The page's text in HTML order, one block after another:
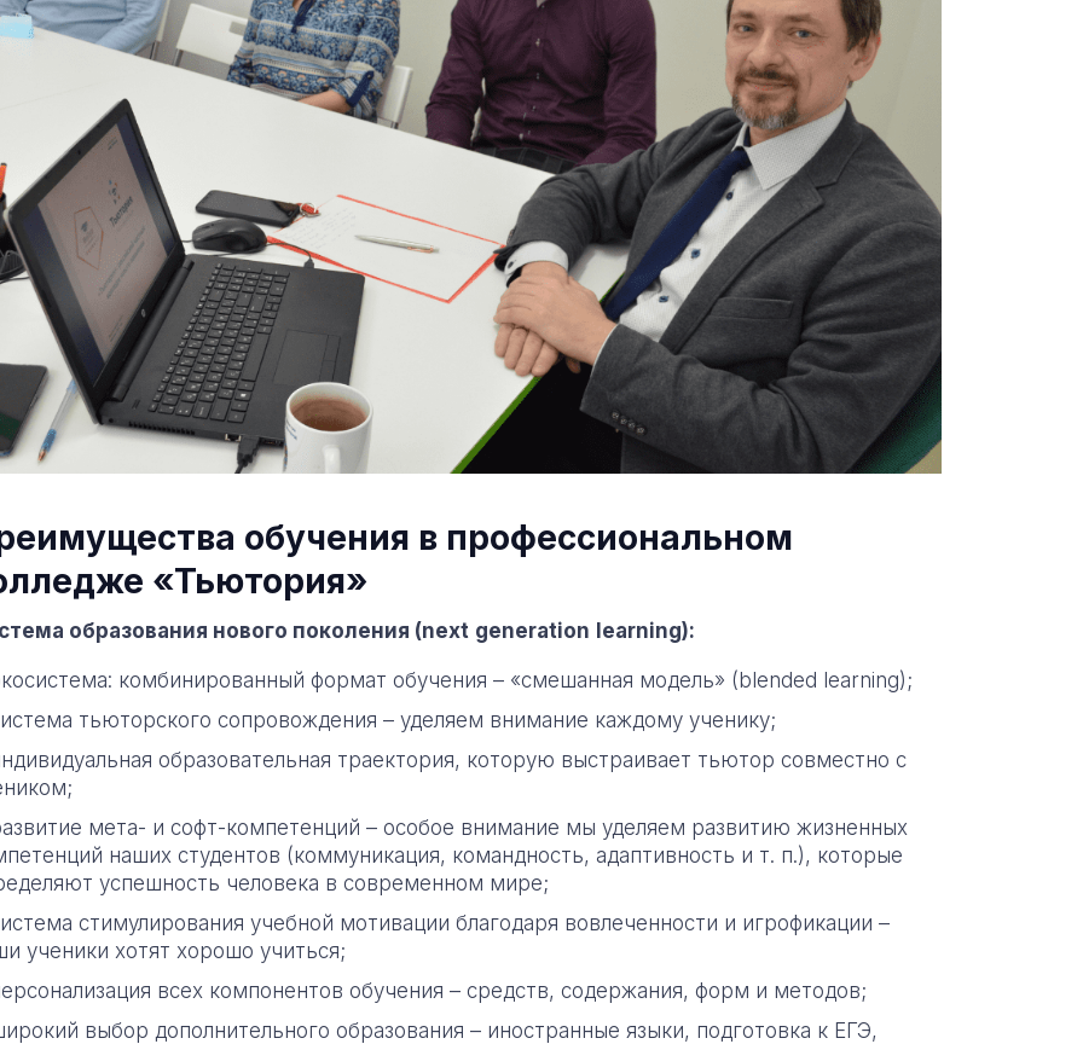
обучения в профессиональном
«Тьютория»
образования нового поколения (next generation learning):
комбинированный формат обучения – «смешанная модель» (blended learning);
тьюторского сопровождения – уделяем внимание каждому ученику;
образовательная траектория, которую выстраивает тьютор совместно с
мета- и софт-компетенций – особое внимание мы уделяем развитию жизненных
наших студентов (коммуникация, командность, адаптивность и т. п.), которые
успешность человека в современном мире;
стимулирования учебной мотивации благодаря вовлеченности и игрофикации –
ученики хотят хорошо учиться;
всех компонентов обучения – средств, содержания, форм и методов;
выбор дополнительного образования – иностранные языки, подготовка к ЕГЭ,